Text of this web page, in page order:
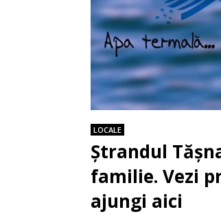
LOCALE
Ștrandul
familie. Vezi
ajungi aici